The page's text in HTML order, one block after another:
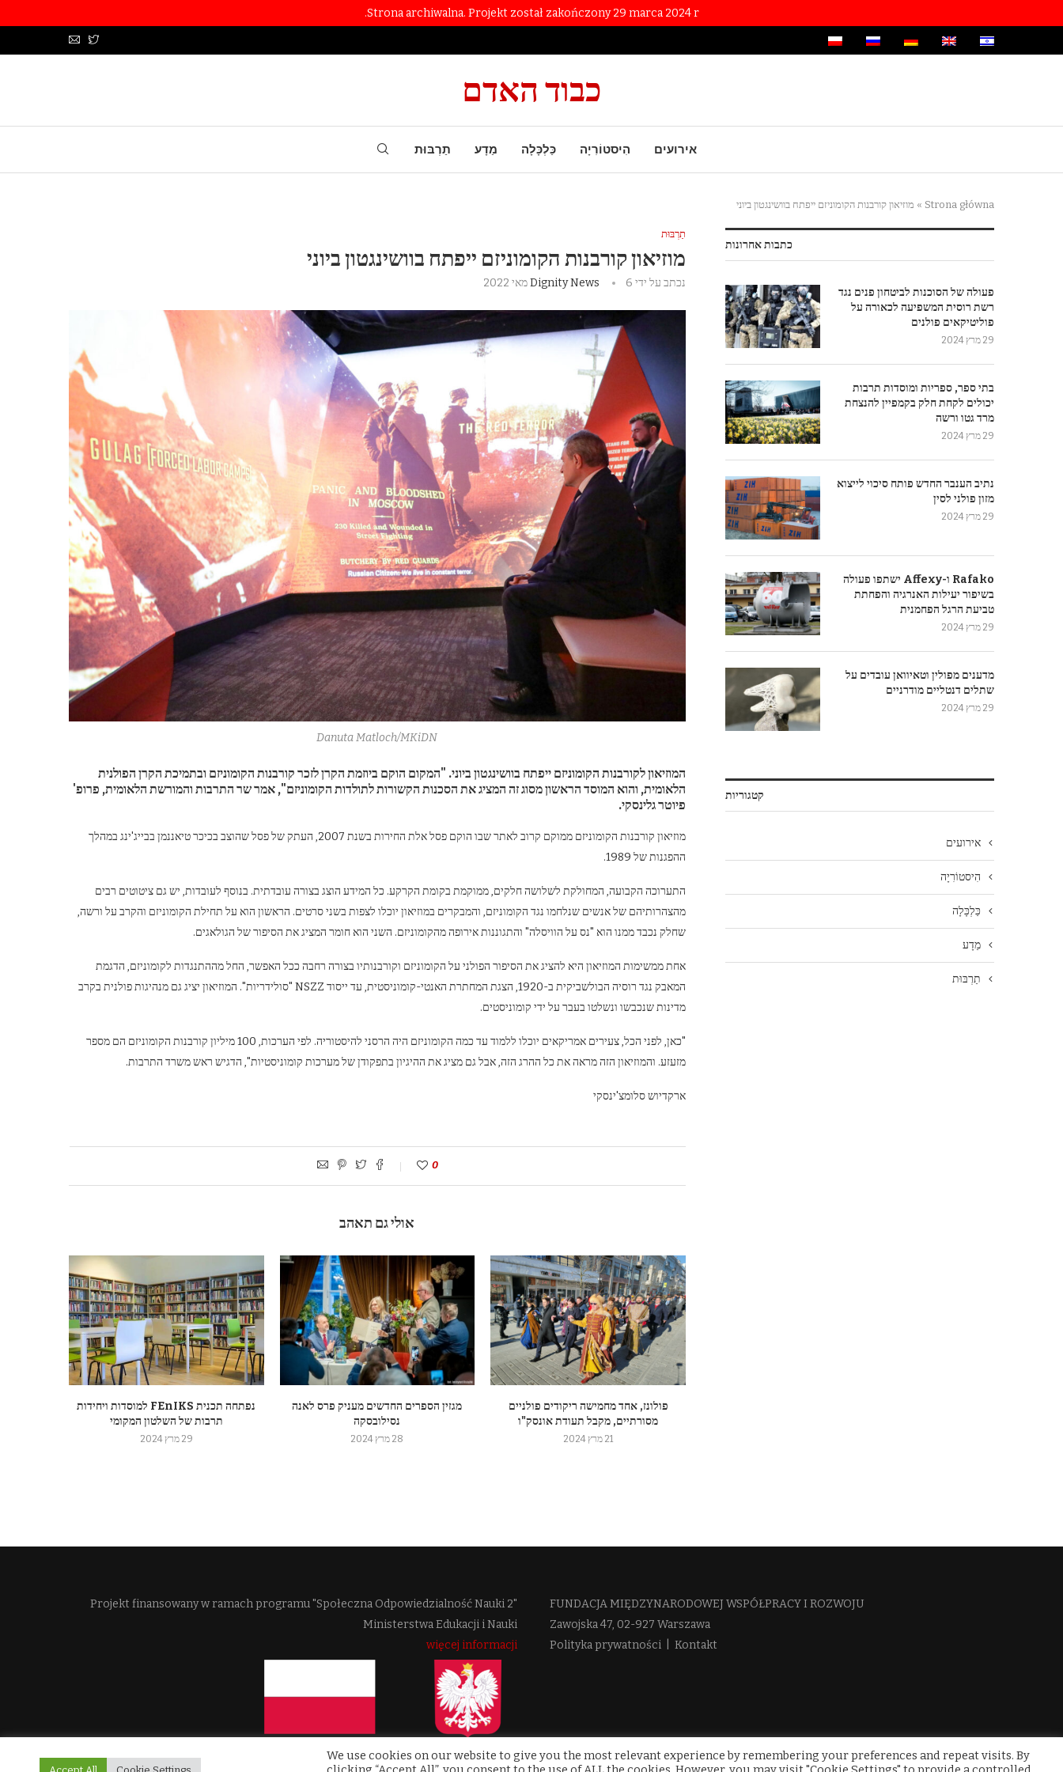
Strona archiwalna. Projekt został zakończony 29 marca 2024 r.
כבוד האדם
אירועים הִיסטוֹרִיָה כַּלְכָּלָה מַדָע תַרְבּוּת
Strona główna
» מוזיאון קורבנות הקומוניזם ייפתח בוושינגטון ביוני
תַרְבּוּת
מוזיאון קורבנות הקומוניזם ייפתח בוושינגטון ביוני
נכתב על ידי Dignity News 6 מאי 2022
Danuta Matloch/MKiDN
המוזיאון לקורבנות הקומוניזם ייפתח בוושינגטון ביוני. "המקום הוקם ביוזמת הקרן לזכר קורבנות הקומוניזם ובתמיכת הקרן הפולנית
הלאומית, והוא המוסד הראשון מסוג זה המציג את הסכנות הקשורות לתולדות הקומוניזם", אמר שר התרבות והמורשת הלאומית, פרופ'
פיוטר גלינסקי.
מוזיאון קורבנות הקומוניזם ממוקם קרוב לאתר שבו הוקם פסל אלת החירות בשנת 2007, העתק של פסל שהוצב בכיכר טיאננמן בבייג'ינג במהלך
ההפגנות של 1989.
התערוכה הקבועה, המחולקת לשלושה חלקים, ממוקמת בקומת הקרקע. כל המידע הוצג בצורה עובדתית. בנוסף לעובדות, יש גם ציטוטים רבים
מהצהרותיהם של אנשים שנלחמו נגד הקומוניזם, והמבקרים במוזיאון יוכלו לצפות בשני סרטים. הראשון הוא על תחילת הקומוניזם והקרב על ורשה,
שחלק נכבד ממנו הוא "נס על הוויסלה" והתגוננות אירופה מהקומוניזם. השני הוא חומר המציג את הסיפור של הגולאגים.
אחת ממשימות המוזיאון היא להציג את הסיפור הפולני על הקומוניזם וקורבנותיו בצורה רחבה ככל האפשר, החל מההתנגדות לקומוניזם, הדגמת
המאבק נגד רוסיה הבולשביקית ב-1920, הצגת המחתרת האנטי-קומוניסטית, עד ייסוד NSZZ "סולידריות". המוזיאון יציג גם מנהיגות פולנית בקרב
מדינות שנכבשו ונשלטו בעבר על ידי קומוניסטים.
"כאן, לפני הכל, צעירים אמריקאים יוכלו ללמוד עד כמה הקומוניזם היה הרסני להיסטוריה. לפי הערכות, 100 מיליון קורבנות הקומוניזם הם מספר
מזעזע. והמוזיאון הזה מראה את כל ההרג הזה, אבל גם מציג את ההיגיון בתפקודן של מערכות קומוניסטיות", הדגיש ראש משרד התרבות.
ארקדיוש סלומצ'ינסקי
0
אולי גם תאהב
נפתחה תכנית FEnIKS למוסדות ויחידות
תרבות של השלטון המקומי
29 מרץ 2024
מגזין הספרים החדשים מעניק פרס לאנה
נסילובסקה
28 מרץ 2024
פולונז, אחד מחמישה ריקודים פולניים
מסורתיים, מקבל תעודת אונסק"ו
21 מרץ 2024
כתבות אחרונות
פעולה של הסוכנות לביטחון פנים נגד
רשת רוסית המשפיעה לכאורה על
פוליטיקאים פולנים
29 מרץ 2024
בתי ספר, ספריות ומוסדות תרבות
יכולים לקחת חלק בקמפיין להנצחת
מרד גטו ורשה
29 מרץ 2024
נתיב הענבר החדש פותח סיכוי לייצוא
מזון פולני לסין
29 מרץ 2024
Rafako ו-Affexy ישתפו פעולה
בשיפור יעילות האנרגיה והפחתת
טביעת הרגל הפחמנית
29 מרץ 2024
מדענים מפולין וטאיוואן עובדים על
שתלים דנטליים מודרניים
29 מרץ 2024
קטגוריות
אירועים
הִיסטוֹרִיָה
כַּלְכָּלָה
מַדָע
תַרְבּוּת
FUNDACJA MIĘDZYNARODOWEJ WSPÓŁPRACY I ROZWOJU​
Zawojska 47, 02-927 Warszawa
Polityka prywatności |Kontakt
Projekt finansowany w ramach programu "Społeczna Odpowiedzialność Nauki 2"
Ministerstwa Edukacji i Nauki
więcej informacji
We use cookies on our website to give you the most relevant experience by remembering your preferences and repeat visits. By
Cookie Settings
Accept All